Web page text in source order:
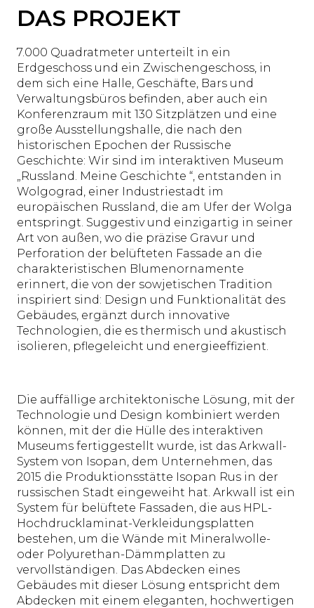
DAS PROJEKT
7.000 Quadratmeter unterteilt in ein
Erdgeschoss und ein Zwischengeschoss, in
dem sich eine Halle, Geschäfte, Bars und
Verwaltungsbüros befinden, aber auch ein
Konferenzraum mit 130 Sitzplätzen und eine
große Ausstellungshalle, die nach den
historischen Epochen der Russische
Geschichte: Wir sind im interaktiven Museum
„Russland. Meine Geschichte “, entstanden in
Wolgograd, einer Industriestadt im
europäischen Russland, die am Ufer der Wolga
entspringt. Suggestiv und einzigartig in seiner
Art von außen, wo die präzise Gravur und
Perforation der belüfteten Fassade an die
charakteristischen Blumenornamente
erinnert, die von der sowjetischen Tradition
inspiriert sind: Design und Funktionalität des
Gebäudes, ergänzt durch innovative
Technologien, die es thermisch und akustisch
isolieren, pflegeleicht und energieeffizient.
Die auffällige architektonische Lösung, mit der
Technologie und Design kombiniert werden
können, mit der die Hülle des interaktiven
Museums fertiggestellt wurde, ist das Arkwall-
System von Isopan, dem Unternehmen, das
2015 die Produktionsstätte Isopan Rus in der
russischen Stadt eingeweiht hat. Arkwall ist ein
System für belüftete Fassaden, die aus HPL-
Hochdrucklaminat-Verkleidungsplatten
bestehen, um die Wände mit Mineralwolle-
oder Polyurethan-Dämmplatten zu
vervollständigen. Das Abdecken eines
Gebäudes mit dieser Lösung entspricht dem
Abdecken mit einem eleganten, hochwertigen